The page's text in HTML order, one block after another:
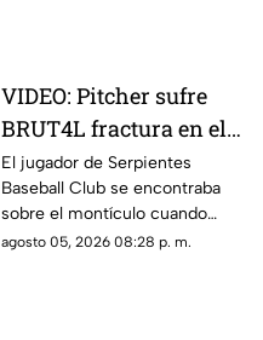
VIDEO: Pitcher sufre
BRUT4L fractura en el
brazo mientras lanzaba
El jugador de Serpientes
Baseball Club se encontraba
sobre el montículo cuando
inició el movimiento para
agosto 05, 2026 08:28 p. m.